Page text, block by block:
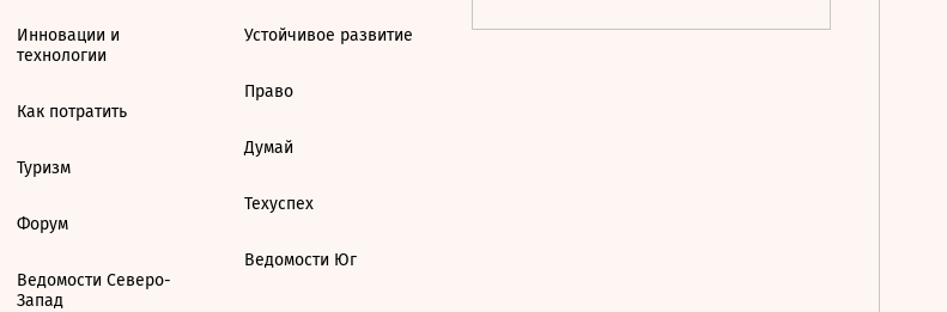
Инновации и
технологии
Как потратить
Туризм
Форум
Ведомости Северо-
Запад
Устойчивое развитие
Право
Думай
Техуспех
Ведомости Юг